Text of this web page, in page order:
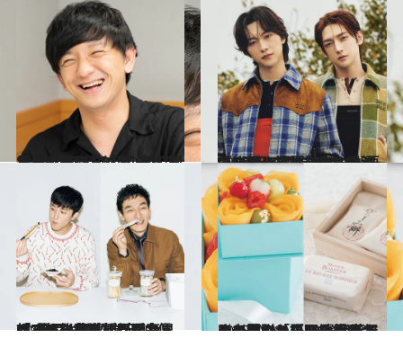
2021.12.15
パンサー向井さん「#むかいの喋り方」 初のリスナーイベントは ノートに書いた5年分の想いを公開
カルチャー 2025.12.5
「後悔の亡霊を今もたくさん引き摺りながら生きている」真逆なのに最強のバディ・ROIROMが語る“選択の哲学”とは
カルチャー
2025.12.10
「みんな考えすぎだと思います」草彅剛が明かす“贈りもの哲学”と、信頼する後輩・杉野遥亮へ“黒豆”を贈った理由
カルチャー 2025.12.6
この冬贈りたい！ 伊藤まさこさんと平野紗季子さんの選ぶ「語りたくなる」贈りもの30選《京都の老舗のからすみ餅から、憧れメゾンのケーキまで…》
贈りもの